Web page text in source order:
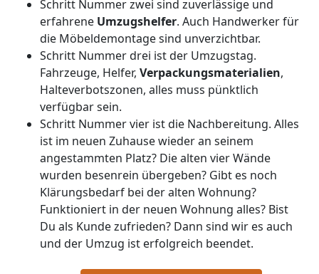
Schritt Nummer zwei sind zuverlässige und
erfahrene Umzugshelfer. Auch Handwerker für
die Möbeldemontage sind unverzichtbar.
Schritt Nummer drei ist der Umzugstag.
Fahrzeuge, Helfer, Verpackungsmaterialien,
Halteverbotszonen, alles muss pünktlich
verfügbar sein.
Schritt Nummer vier ist die Nachbereitung. Alles
ist im neuen Zuhause wieder an seinem
angestammten Platz? Die alten vier Wände
wurden besenrein übergeben? Gibt es noch
Klärungsbedarf bei der alten Wohnung?
Funktioniert in der neuen Wohnung alles? Bist
Du als Kunde zufrieden? Dann sind wir es auch
und der Umzug ist erfolgreich beendet.